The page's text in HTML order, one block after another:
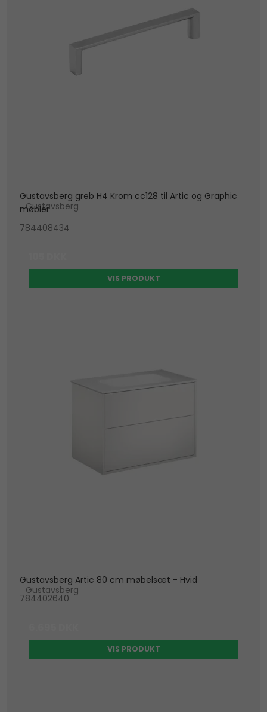
Gustavsberg greb H4 Krom cc128 til Artic og Graphic
møbler
Gustavsberg
784408434
VIS PRODUKT
Gustavsberg Artic 80 cm møbelsæt - Hvid
Gustavsberg
784402640
VIS PRODUKT